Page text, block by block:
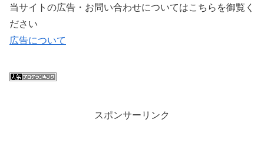
当サイトの広告・お問い合わせについてはこちらを御覧く
ださい
広告について
スポンサーリンク